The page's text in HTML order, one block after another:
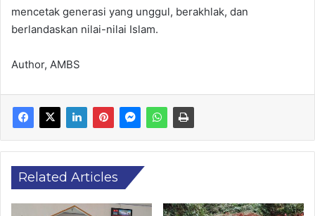
mencetak generasi yang unggul, berakhlak, dan
berlandaskan nilai-nilai Islam.
Author, AMBS
Related Articles